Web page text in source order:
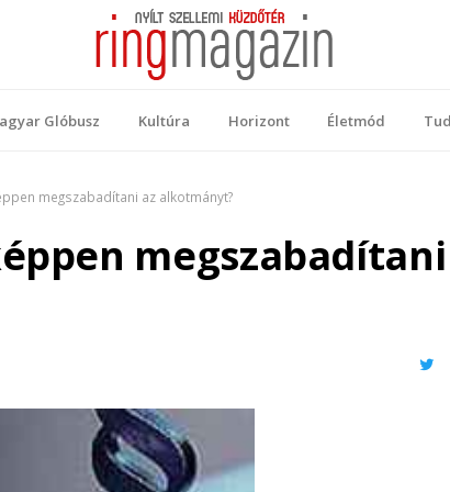
Glóbusz Kultúra Horizont Életmód
megszabadítani az alkotmányt?